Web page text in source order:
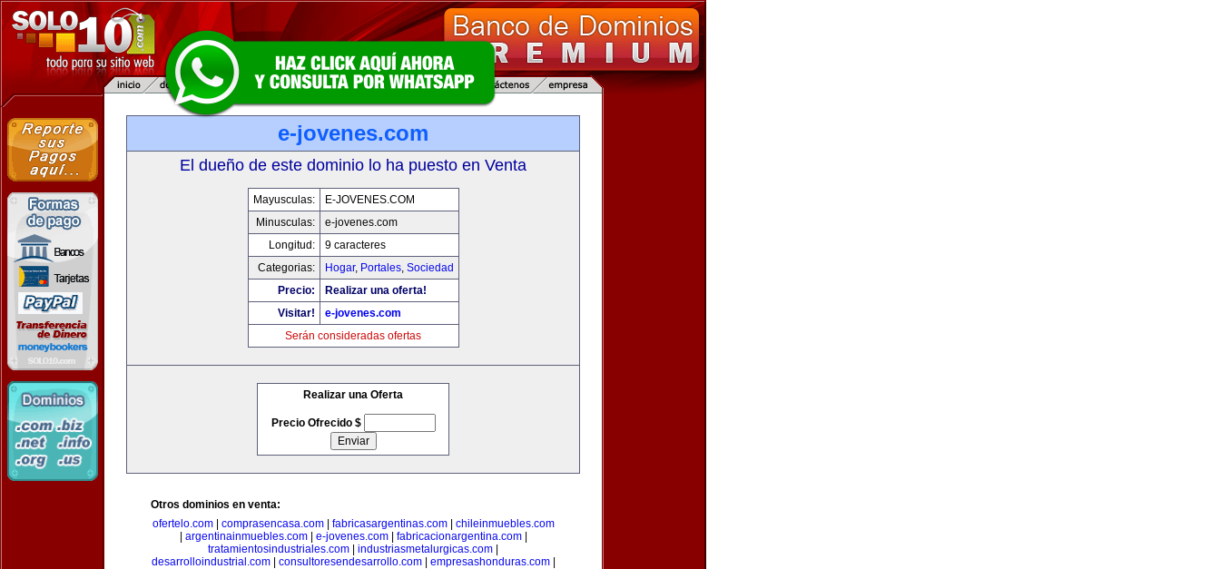
e-jovenes.com
El dueño de este dominio lo ha puesto en Venta
Mayusculas:
E-JOVENES.COM
Minusculas:
e-jovenes.com
Longitud:
9 caracteres
Categorias:
Hogar, Portales, Sociedad
Precio:
Realizar una oferta!
Visitar!
e-jovenes.com
Serán consideradas ofertas
Realizar una Oferta
Precio Ofrecido $
Otros dominios en venta:
ofertelo.com| comprasencasa.com| fabricasargentinas.com| chileinmuebles.com
argentinainmuebles.com| e-jovenes.com| fabricacionargentina.com|
tratamientosindustriales.com
industriasmetalurgicas.com
desarrolloindustrial.com| consultoresendesarrollo.com| empresashonduras.com|